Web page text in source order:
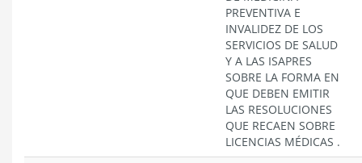
PREVENTIVA E
INVALIDEZ DE LOS
SERVICIOS DE SALUD
Y A LAS ISAPRES
SOBRE LA FORMA EN
QUE DEBEN EMITIR
LAS RESOLUCIONES
QUE RECAEN SOBRE
LICENCIAS MÉDICAS .